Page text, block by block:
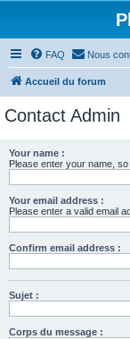
FAQ Nous
Accueil du forum
Contact Admin
Your name :
Please enter your name,
Your email address :
Please enter a valid email
Confirm email address :
Sujet :
Corps du message :